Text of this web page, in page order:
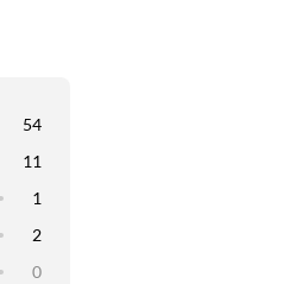
54
11
1
2
0